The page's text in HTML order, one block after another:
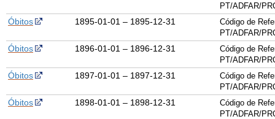
PT/ADFAR/
Óbitos 1895-01-01 – 1895-12-31
Código de
PT/ADFAR/
Óbitos 1896-01-01 – 1896-12-31
Código de
PT/ADFAR/
Óbitos 1897-01-01 – 1897-12-31
Código de
PT/ADFAR/
Óbitos 1898-01-01 – 1898-12-31
Código de
PT/ADFAR/